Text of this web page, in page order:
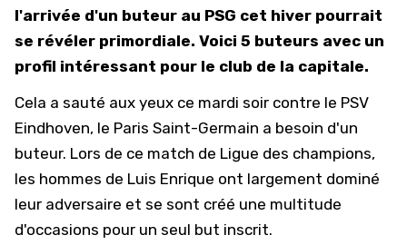
l'arrivée d'un buteur au PSG cet hiver pourrait
se révéler primordiale. Voici 5 buteurs avec un
profil intéressant pour le club de la capitale.
Cela a sauté aux yeux ce mardi soir contre le PSV
Eindhoven, le Paris Saint-Germain a besoin d'un
buteur. Lors de ce match de Ligue des champions,
les hommes de Luis Enrique ont largement dominé
leur adversaire et se sont créé une multitude
d'occasions pour un seul but inscrit.